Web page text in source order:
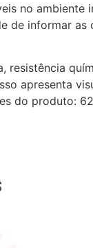
no ambiente
de informar
resistência
apresenta
do produto: